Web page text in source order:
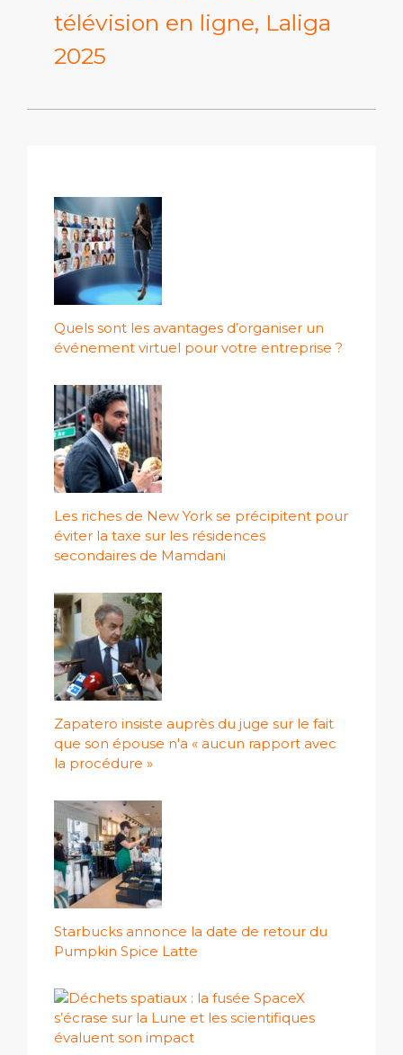
télévision en ligne, Laliga
2025
Quels sont les avantages d’organiser un
événement virtuel pour votre entreprise ?
Les riches de New York se précipitent pour
éviter la taxe sur les résidences
secondaires de Mamdani
Zapatero insiste auprès du juge sur le fait
que son épouse n'a « aucun rapport avec
la procédure »
Starbucks annonce la date de retour du
Pumpkin Spice Latte